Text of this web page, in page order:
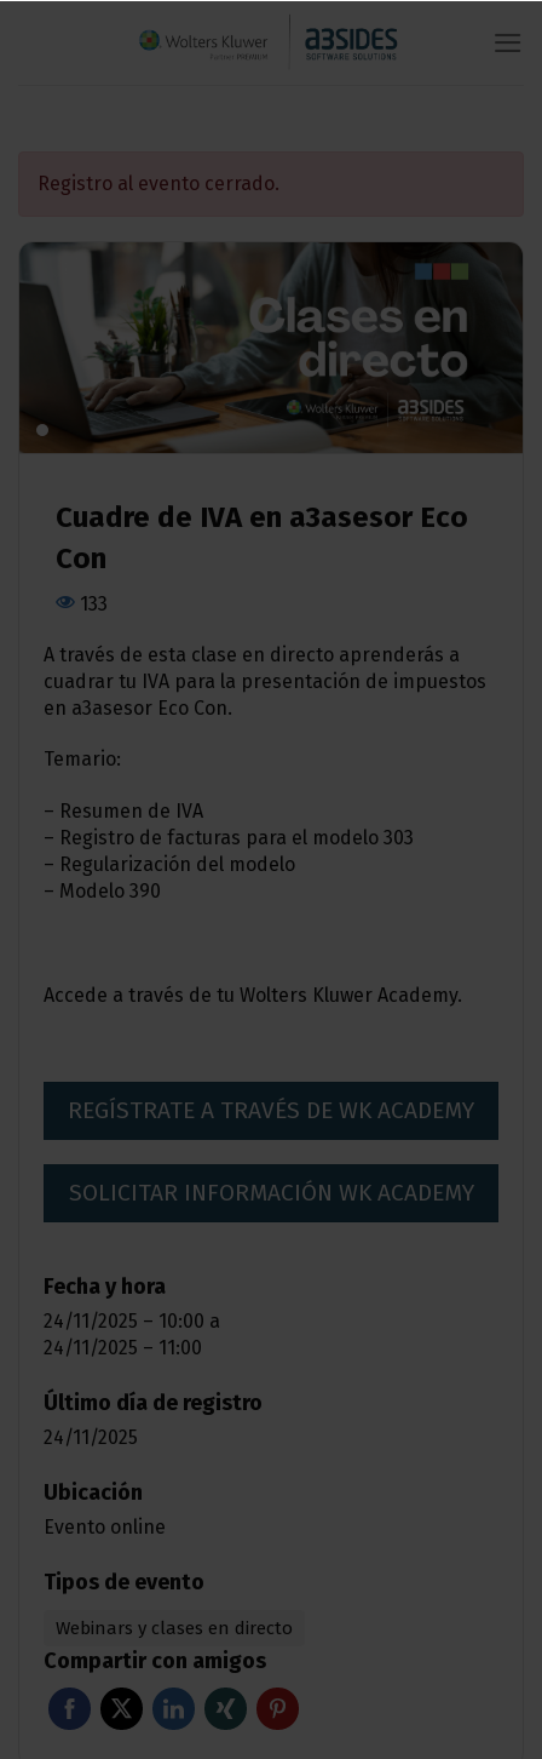
Registro al evento cerrado.
Cuadre de IVA en a3asesor Eco
Con
133
A través de esta clase en directo aprenderás a
cuadrar tu IVA para la presentación de impuestos
en a3asesor Eco Con.
Temario:
– Resumen de IVA
– Registro de facturas para el modelo 303
– Regularización del modelo
– Modelo 390
Accede a través de tu Wolters Kluwer Academy.
REGÍSTRATE A TRAVÉS DE WK ACADEMY
SOLICITAR INFORMACIÓN WK ACADEMY
Fecha y hora
24/11/2025 – 10:00 a
24/11/2025 – 11:00
Último día de registro
24/11/2025
Ubicación
Evento online
Tipos de evento
Webinars y clases en directo
Compartir con amigos